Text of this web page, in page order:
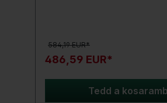
kampányaihoz.Egyszer a
szerelve, egy kettős falú héjat
jelentősen hozzájárul egy
belső hőmérséklet
szigetelésen túl, a téli bőr
584,19 EUR*
486,59 EUR*
Tedd a